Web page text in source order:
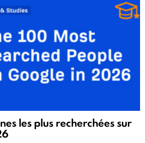
les plus recherchées sur